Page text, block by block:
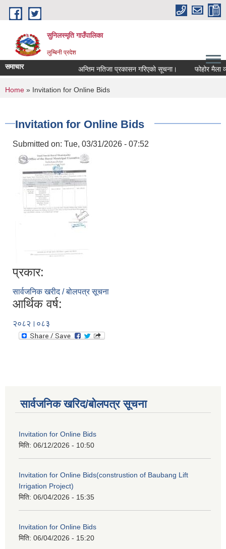
Skip to main content
सुनिलस्मृति गाउँपालिका
लुम्बिनी प्रदेश
समाचार अन्तिम नतिजा प्रकासन गरिएकाे सूचना। फोहोर मैला
You are here
Home » Invitation for Online Bids
Invitation for Online Bids
Submitted on: Tue, 03/31/2026 - 07:52
प्रकार:
सार्वजनिक खरीद / बोलपत्र सूचना
आर्थिक वर्ष:
२०८२।०८३
सार्वजनिक खरिद/बोलपत्र सूचना
Invitation for Online Bids
मिति: 06/12/2026 - 10:50
Invitation for Online Bids(construstion of Baubang Lift
Irrigation Project)
मिति: 06/04/2026 - 15:35
Invitation for Online Bids
मिति: 06/04/2026 - 15:20